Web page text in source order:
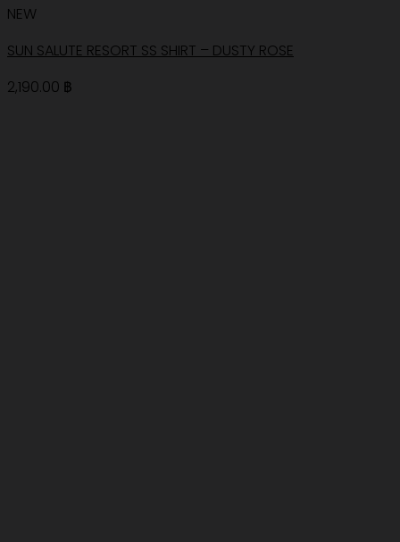
NEW
SUN SALUTE RESORT SS SHIRT – DUSTY ROSE
2,190.00 ฿